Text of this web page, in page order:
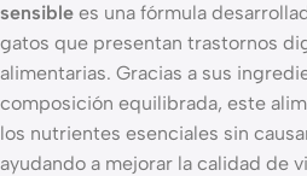
sensible es una fórmula
gatos que presentan trastornos
alimentarias. Gracias a sus
composición equilibrada, este
los nutrientes esenciales sin
ayudando a mejorar la calidad de